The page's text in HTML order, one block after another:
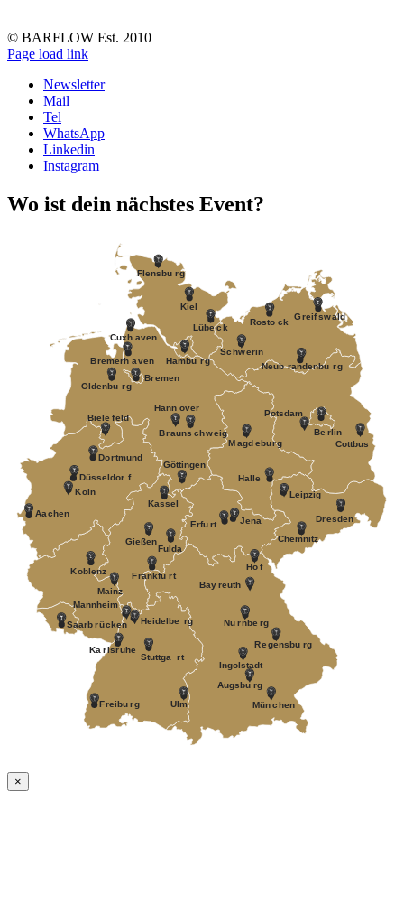
© BARFLOW Est. 2010
Facebook
Instagram
YouTube
Tiktok
LinkedIn
Page load link
Newsletter
Mail
Tel
WhatsApp
Linkedin
Instagram
Wo ist dein nächstes Event?
Ulm Mün chen
Nürnbe rg
Augsbu rg
Ingolstadt
Regensbu rg
Stuttga rt
Freibu rg
Karlsruhe
Mannheim
Mainz
Koblenz Frankfu rt
Heidelbe rg
Jena
Erfu rt
Chemnitz
Dresden
Leipzig
Halle
Be r lin
Magdeburg
Göttingen
Kassel
Köln
Düsseldor f
Dortmund
Biele feld
Brauns chweig
Hann over
Bremen
Oldenbu rg
Fulda
Hambu rg
Greifswald
Lübe c k
Kiel
Cuxh aven
Bremerh aven
Flensbu rg
Rosto ck
Sc hwerin
Saarb rüc ken
Bayreuth
Cottbus
Potsdam
Aac hen
Neub randenbu rg
Ho f
Gießen
×